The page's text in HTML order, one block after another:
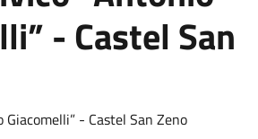
- Castel San
Giacomelli” - Castel San Zeno